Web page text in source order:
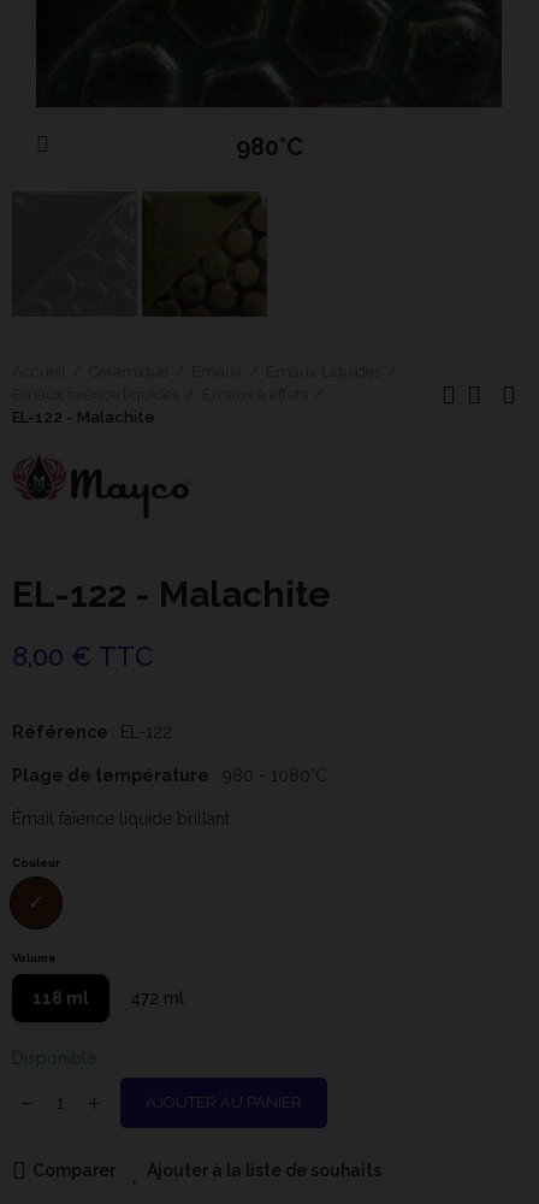
980°C
EL-122 - Malachite
EL-122 - Malachite
8,00 € TTC
Référence : EL-122
Plage de température : 980 - 1080°C
Émail faïence liquide brillant
Couleur
Volume
118 ml 472 ml
Disponible
AJOUTER AU PANIER
Comparer Ajouter à la liste de souhaits